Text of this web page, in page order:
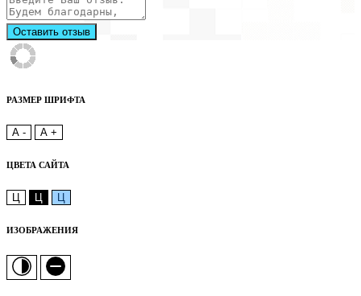
Оставить отзыв
РАЗМЕР ШРИФТА
A - A +
ЦВЕТА САЙТА
Ц Ц Ц
ИЗОБРАЖЕНИЯ